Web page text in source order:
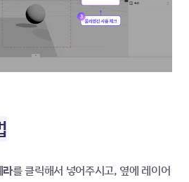
라를 클릭해서 넣어주시고, 옆에 레이어